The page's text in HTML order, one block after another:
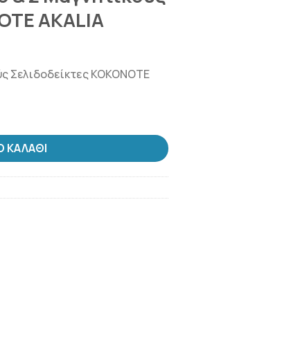
AKALIA
Σελιδοδείκτες KOKONOTE